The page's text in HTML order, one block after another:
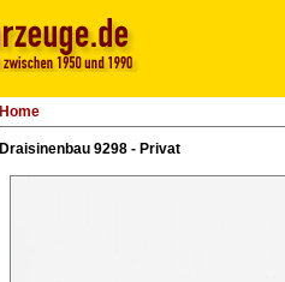
Home
Draisinenbau 9298 - Privat